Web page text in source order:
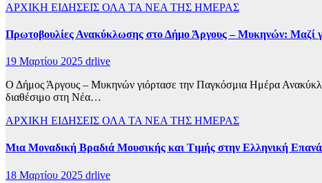
ΑΡΧΙΚΗ ΕΙΔΗΣΕΙΣ ΟΛΑ ΤΑ ΝΕΑ ΤΗΣ ΗΜΕΡΑΣ
Πρωτοβουλίες Ανακύκλωσης στο Δήμο Άργους – Μυκηνών: Μαζί
19 Μαρτίου 2025 drlive
Ο Δήμος Άργους – Μυκηνών γιόρτασε την Παγκόσμια Ημέρα
διαθέσιμο στη Νέα…
ΑΡΧΙΚΗ ΕΙΔΗΣΕΙΣ ΟΛΑ ΤΑ ΝΕΑ ΤΗΣ ΗΜΕΡΑΣ
Μια Μοναδική Βραδιά Μουσικής και Τιμής στην Ελληνική
18 Μαρτίου 2025 drlive